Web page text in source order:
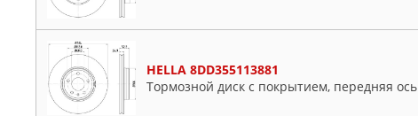
HELLA 8DD355113881
Тормозной диск с покрытием, передняя ось